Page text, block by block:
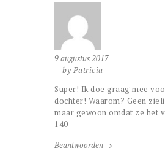
9 augustus 2017
by Patricia
Super! Ik doe graag mee
dochter! Waarom? Geen
maar gewoon omdat ze het
140
Beantwoorden